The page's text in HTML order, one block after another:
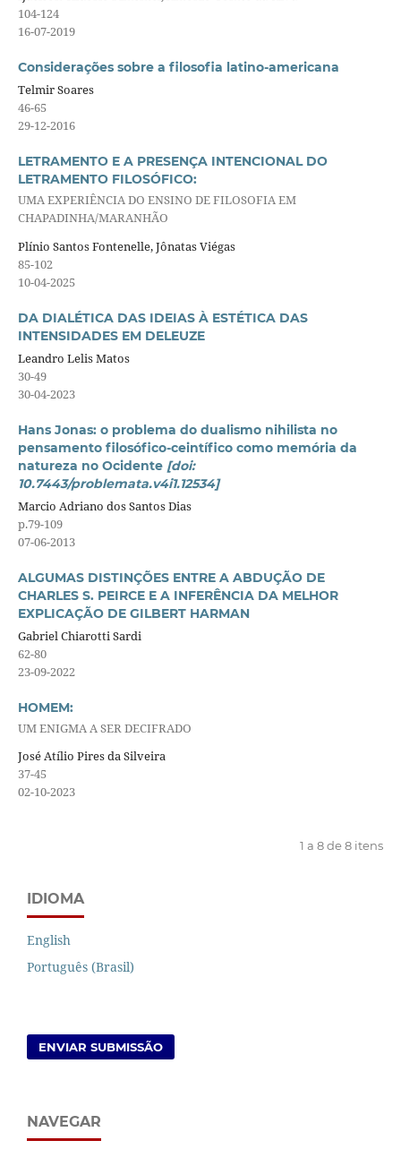
104-124
16-07-2019
Considerações sobre a filosofia latino-americana
Telmir Soares
46-65
29-12-2016
LETRAMENTO E A PRESENÇA INTENCIONAL DO
LETRAMENTO FILOSÓFICO:
UMA EXPERIÊNCIA DO ENSINO DE FILOSOFIA EM
CHAPADINHA/MARANHÃO
Plínio Santos Fontenelle, Jônatas Viégas
85-102
10-04-2025
DA DIALÉTICA DAS IDEIAS À ESTÉTICA DAS
INTENSIDADES EM DELEUZE
Leandro Lelis Matos
30-49
30-04-2023
Hans Jonas: o problema do dualismo nihilista no
pensamento filosófico-ceintífico como memória da
natureza no Ocidente [doi:
10.7443/problemata.v4i1.12534]
Marcio Adriano dos Santos Dias
p.79-109
07-06-2013
ALGUMAS DISTINÇÕES ENTRE A ABDUÇÃO DE
CHARLES S. PEIRCE E A INFERÊNCIA DA MELHOR
EXPLICAÇÃO DE GILBERT HARMAN
Gabriel Chiarotti Sardi
62-80
23-09-2022
HOMEM:
UM ENIGMA A SER DECIFRADO
José Atílio Pires da Silveira
37-45
02-10-2023
1 a 8 de 8 itens
IDIOMA
English
Português (Brasil)
ENVIAR SUBMISSÃO
NAVEGAR